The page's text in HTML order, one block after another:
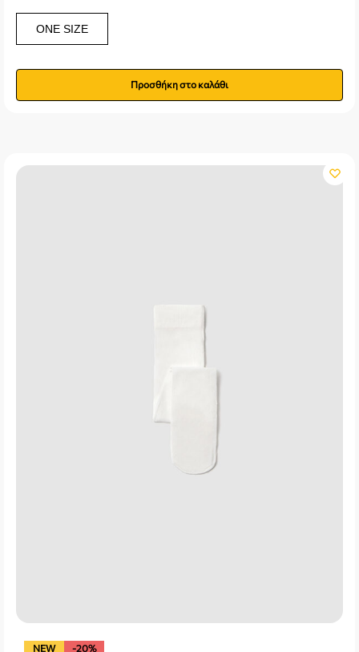
ONE SIZE
Προσθήκη στο καλάθι
NEW -20%